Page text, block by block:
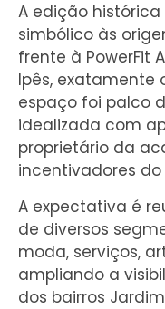
A edição
simbólico às
frente à PowerFit
Ipês, exatamente
espaço foi palco
idealizada com
proprietário da
incentivadores
A expectativa é
de diversos
moda, serviços,
ampliando a
dos bairros